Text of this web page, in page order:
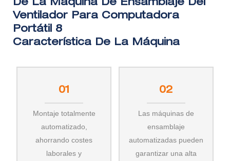
Característica De La Máquina
01
Montaje totalmente
automatizado,
ahorrando costes
laborales y
02
Las máquinas de
ensamblaje
automatizadas pueden
garantizar una alta